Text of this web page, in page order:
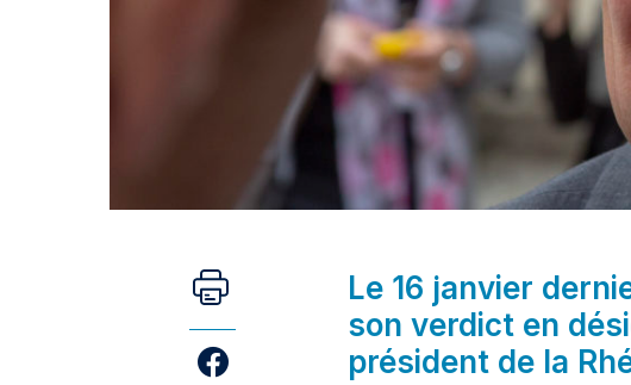
Le 16 janvier
son verdict en
président de la